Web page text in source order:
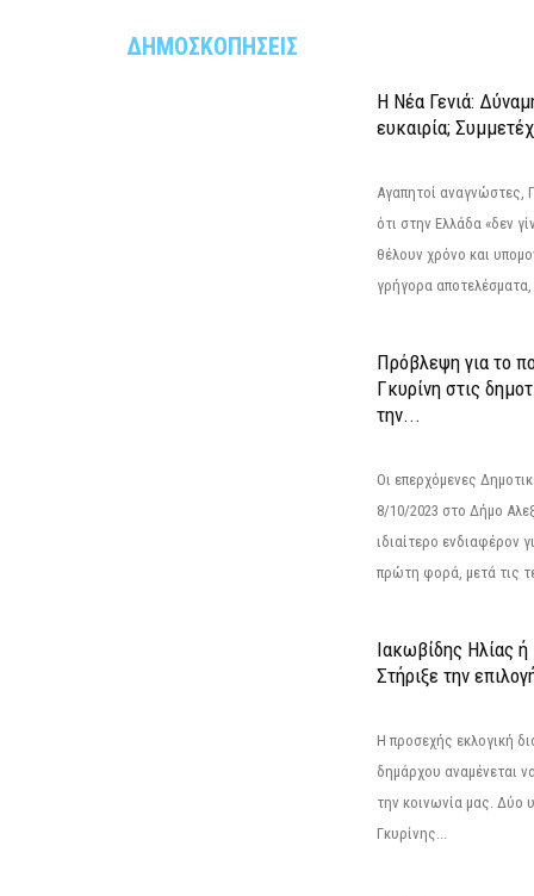
ΔΗΜΟΣΚΟΠΗΣΕΙΣ
Η Νέα Γενιά:
ευκαιρία;
Αγαπητοί αναγνώστες,
ότι στην Ελλάδα «δεν
θέλουν χρόνο και
γρήγορα
Πρόβλεψη για το
Γκυρίνη στις
την...
Οι επερχόμενες
8/10/2023 στο Δήμο
ιδιαίτερο ενδιαφέρον
πρώτη φορά, μετά τις
Ιακωβίδης Ηλίας
Στήριξε την
Η προσεχής εκλογική
δημάρχου αναμένεται
την κοινωνία μας. Δύο
Γκυρίνης...